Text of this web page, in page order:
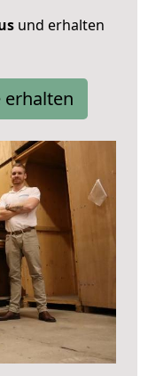
und erhalten
erhalten